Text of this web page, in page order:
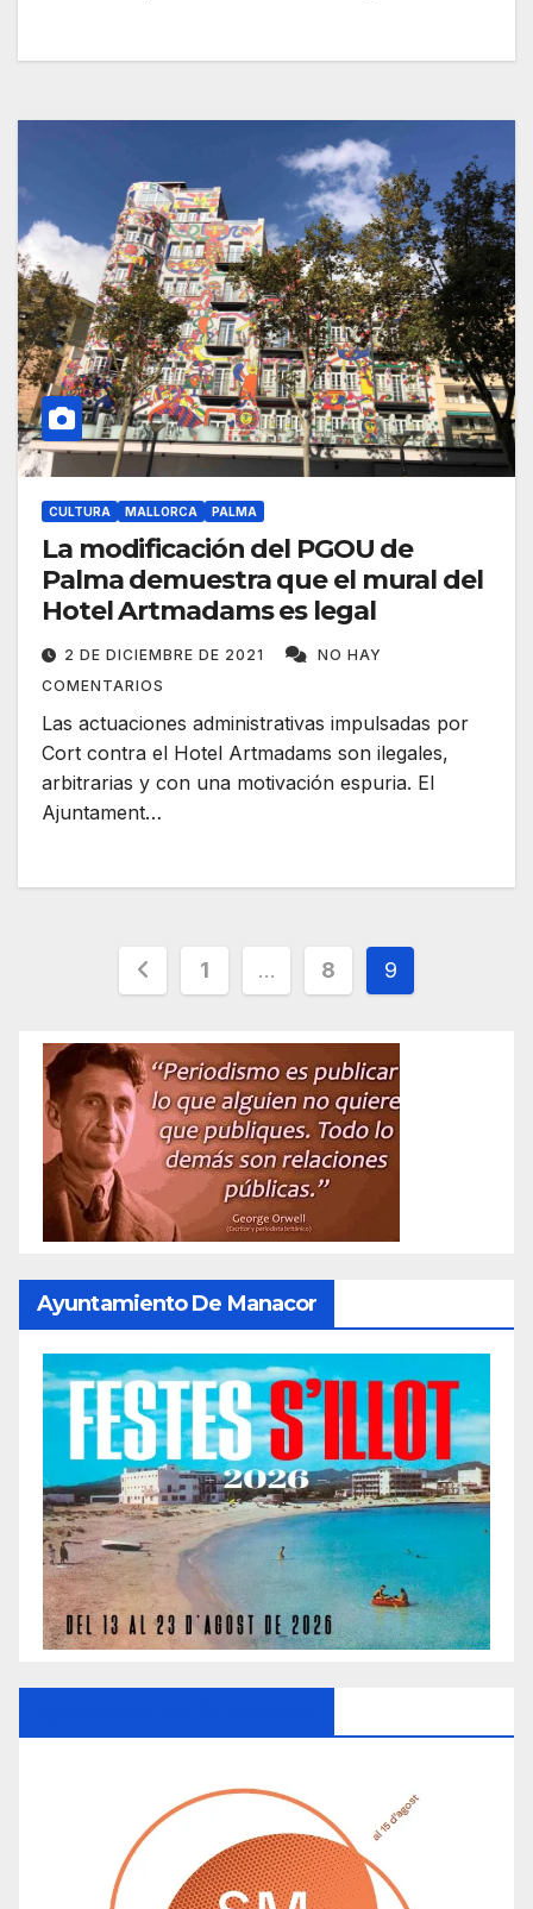
CULTURA MALLORCA PALMA
La modificación del PGOU de
Palma demuestra que el mural del
Hotel Artmadams es legal
2 DE DICIEMBRE DE 2021
NO HAY
COMENTARIOS
Las actuaciones administrativas impulsadas por
Cort contra el Hotel Artmadams son ilegales,
arbitrarias y con una motivación espuria. El
Ajuntament…
Paginación
entradas
1 … 8 9
Ayuntamiento De Manacor